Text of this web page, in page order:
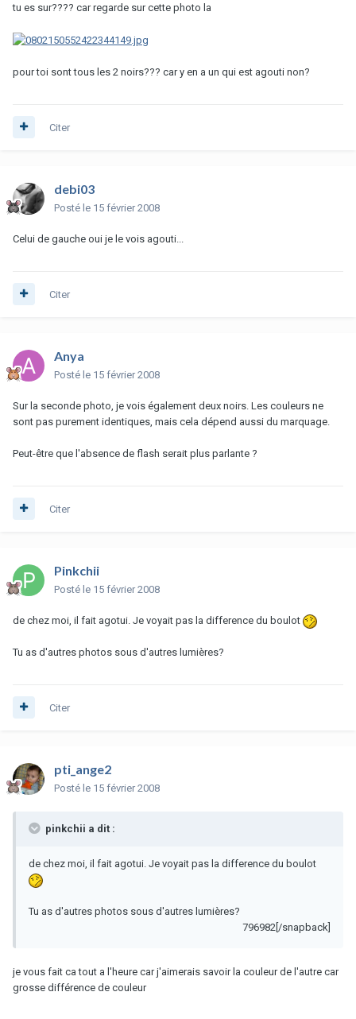
tu es sur???? car regarde sur cette photo la
pour toi sont tous les 2 noirs??? car y en a un qui est agouti non?
Citer
debi03
Posté le 15 février 2008
Celui de gauche oui je le vois agouti...
Citer
Anya
Posté le 15 février 2008
Sur la seconde photo, je vois également deux noirs. Les couleurs ne
sont pas purement identiques, mais cela dépend aussi du marquage.
Peut-être que l'absence de flash serait plus parlante ?
Citer
Pinkchii
Posté le 15 février 2008
de chez moi, il fait agotui. Je voyait pas la difference du boulot
Tu as d'autres photos sous d'autres lumières?
Citer
pti_ange2
Posté le 15 février 2008
pinkchii a dit :
de chez moi, il fait agotui. Je voyait pas la difference du boulot
Tu as d'autres photos sous d'autres lumières?
796982[/snapback]
je vous fait ca tout a l'heure car j'aimerais savoir la couleur de l'autre car
grosse différence de couleur